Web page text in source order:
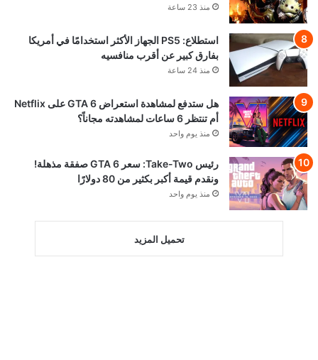
منذ 23 ساعة
استطلاع: PS5 الجهاز الأكثر استخدامًا في أمريكا
بفارق كبير عن أقرب منافسيه
منذ 24 ساعة
هل ستدفع لمشاهدة استعراض GTA 6 على Netflix
أم تنتظر 6 ساعات لمشاهدته مجاناً؟
منذ يوم واحد
رئيس Take-Two: سعر GTA 6 صفقة مذهلة!
ونقدم قيمة أكبر بكثير من 80 دولارًا
منذ يوم واحد
تحميل المزيد